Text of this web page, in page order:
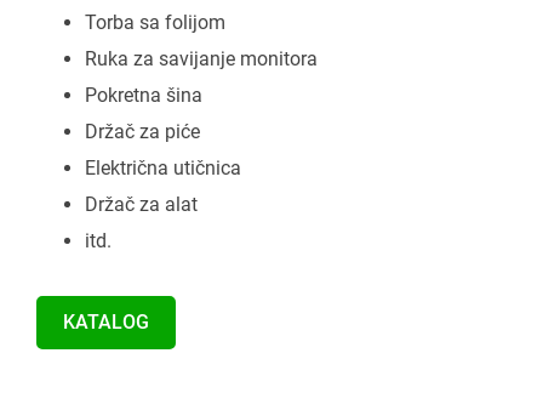
Torba sa folijom
Ruka za savijanje monitora
Pokretna šina
Držač za piće
Električna utičnica
Držač za alat
itd.
KATALOG